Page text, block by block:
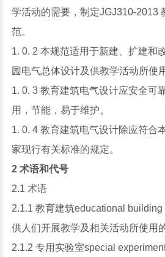
学活动的需要，制定JGJ310-2013
范。
1. 0. 2 本规范适用于新建、扩建和
园电气总体设计及供教学活动所使
1. 0. 3 教育建筑电气设计应安全可
用，节能，易于维护。
1. 0. 4 教育建筑电气设计除应符合
家现行有关标准的规定。
2 术语和代号
2.1 术语
2.1.1 教育建筑educational building
供人们开展教学及相关活动所使用
2.1.2 专用实验室special